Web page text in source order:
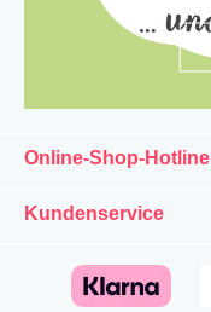
Online-Shop-Hotline
Kundenservice